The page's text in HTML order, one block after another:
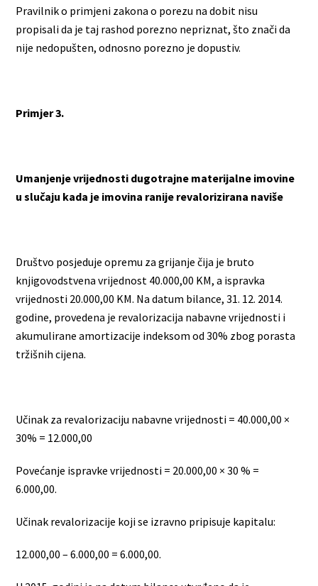
Pravilnik o primjeni zakona o porezu na dobit nisu
propisali da je taj rashod porezno nepriznat, što znači da
nije nedopušten, odnosno porezno je dopustiv.
Primjer 3.
Umanjenje vrijednosti dugotrajne materijalne imovine
u slučaju kada je imovina ranije revalorizirana naviše
Društvo posjeduje opremu za grijanje čija je bruto
knjigovodstvena vrijednost 40.000,00 KM, a ispravka
vrijednosti 20.000,00 KM. Na datum bilance, 31. 12. 2014.
godine, provedena je revalorizacija nabavne vrijednosti i
akumulirane amortizacije indeksom od 30% zbog porasta
tržišnih cijena.
Učinak za revalorizaciju nabavne vrijednosti = 40.000,00 ×
30% = 12.000,00
Povećanje ispravke vrijednosti = 20.000,00 × 30 % =
6.000,00.
Učinak revalorizacije koji se izravno pripisuje kapitalu:
12.000,00 – 6.000,00 = 6.000,00.